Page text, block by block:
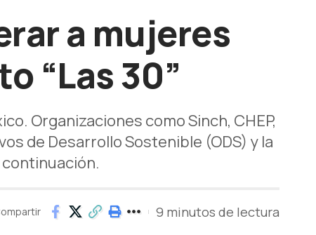
a mujeres
“Las 30”
Organizaciones como Sinch, CHEP,
de Desarrollo Sostenible (ODS) y la
9 minutos de lectura